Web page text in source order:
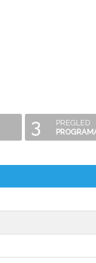
3
PREGLED